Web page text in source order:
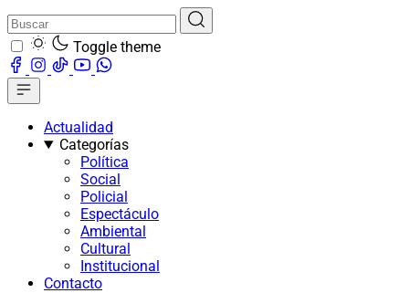
Toggle theme
Actualidad
Categorías
Política
Social
Policial
Espectáculo
Ambiental
Cultural
Institucional
Contacto